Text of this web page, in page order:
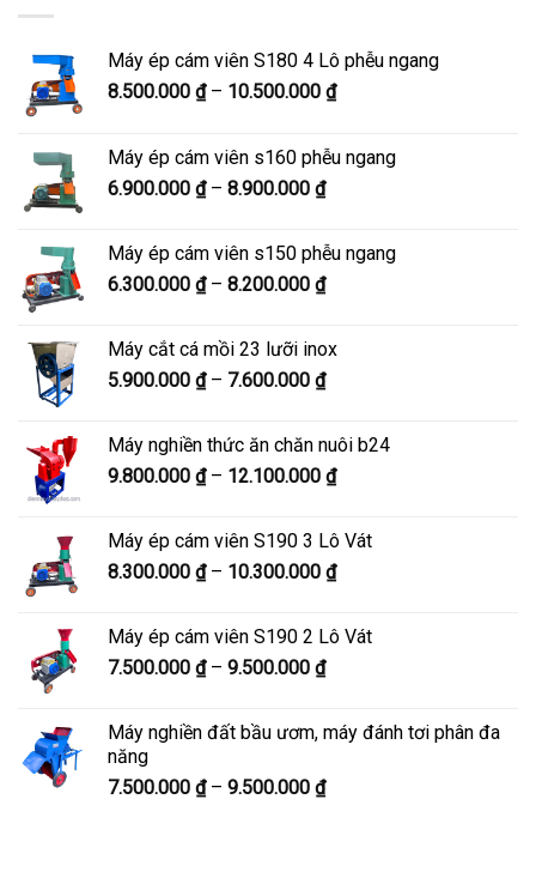
Máy ép cám viên S180 4 Lô phễu ngang
8.500.000 ₫ – 10.500.000 ₫Khoảng
8.500.000 ₫
Máy ép cám viên s160 phễu ngang
6.900.000 ₫ – 8.900.000 ₫Khoảng
từ
6.900.000 ₫
đến
Máy ép cám viên s150 phễu ngang
6.300.000 ₫ – 8.200.000 ₫Khoảng
6.300.000 ₫
đến
Máy cắt cá mồi 23 lưỡi inox
5.900.000 ₫ – 7.600.000 ₫Khoảng
5.900.000 ₫
đến
Máy nghiền thức ăn chăn nuôi b24
9.800.000 ₫ – 12.100.000 ₫Khoảng
9.800.000 ₫
đến
Máy ép cám viên S190 3 Lô Vát
8.300.000 ₫ – 10.300.000 ₫Khoảng
8.300.000 ₫
Máy ép cám viên S190 2 Lô Vát
7.500.000 ₫ – 9.500.000 ₫Khoảng
7.500.000 ₫
9.500.000 ₫
Máy nghiền đất bầu ươm, máy đánh tơi phân đa
năng
7.500.000 ₫ – 9.500.000 ₫Khoảng